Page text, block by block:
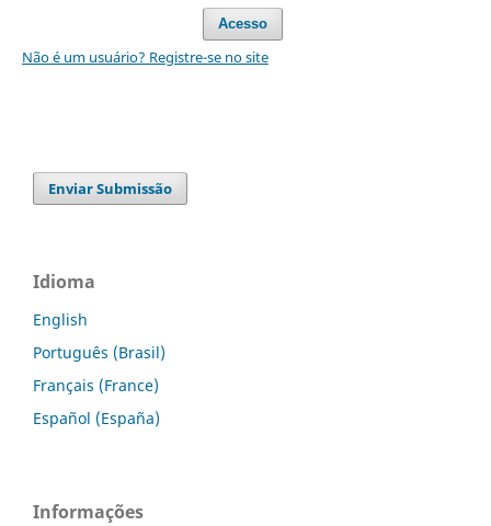
Acesso
Não é um usuário? Registre-se no site
Enviar Submissão
Idioma
English
Português (Brasil)
Français (France)
Español (España)
Informações